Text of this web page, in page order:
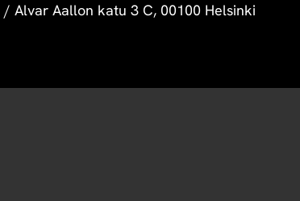
/ Alvar Aallon katu 3 C, 00100 Helsinki